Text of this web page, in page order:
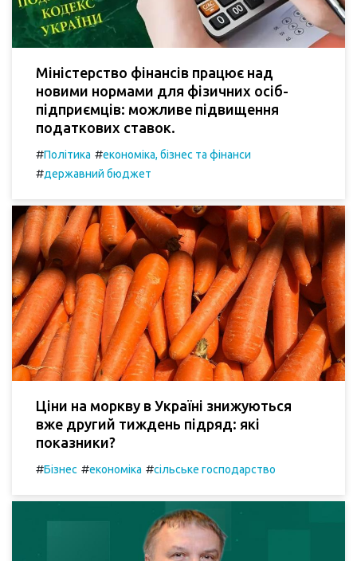
Міністерство фінансів працює над
новими нормами для фізичних осіб-
підприємців: можливе підвищення
податкових ставок.
#Політика #економіка, бізнес та фінанси
#державний бюджет
Ціни на моркву в Україні знижуються
вже другий тиждень підряд: які
показники?
#Бізнес #економіка #сільське господарство